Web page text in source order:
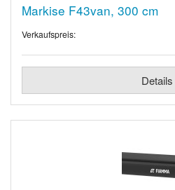
Markise F43van, 300 cm
Verkaufspreis:
Details